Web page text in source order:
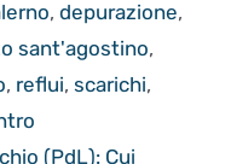
, depurazione,
sant'agostino,
, reflui, scarichi,
(PdL): Cui